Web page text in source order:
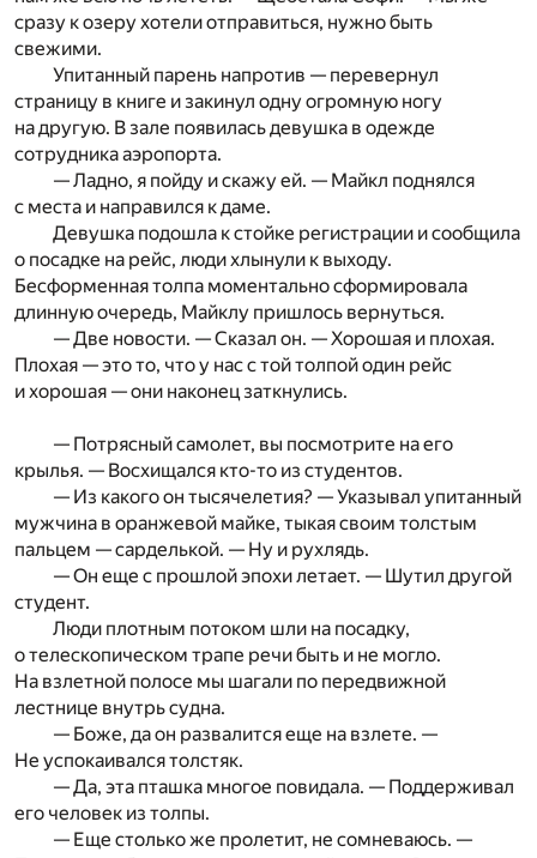
сразу к озеру хотели отправиться, нужно быть
свежими.
Упитанный парень напротив — перевернул
страницу в книге и закинул одну огромную ногу
на другую. В зале появилась девушка в одежде
сотрудника аэропорта.
— Ладно, я пойду и скажу ей. — Майкл поднялся
с места и направился к даме.
Девушка подошла к стойке регистрации и сообщила
о посадке на рейс, люди хлынули к выходу.
Бесформенная толпа моментально сформировала
длинную очередь, Майклу пришлось вернуться.
— Две новости. — Сказал он. — Хорошая и плохая.
Плохая — это то, что у нас с той толпой один рейс
и хорошая — они наконец заткнулись.
— Потрясный самолет, вы посмотрите на его
крылья. — Восхищался кто-то из студентов.
— Из какого он тысячелетия? — Указывал упитанный
мужчина в оранжевой майке, тыкая своим толстым
пальцем — сарделькой. — Ну и рухлядь.
— Он еще с прошлой эпохи летает. — Шутил другой
студент.
Люди плотным потоком шли на посадку,
о телескопическом трапе речи быть и не могло.
На взлетной полосе мы шагали по передвижной
лестнице внутрь судна.
— Боже, да он развалится еще на взлете. —
Не успокаивался толстяк.
— Да, эта пташка многое повидала. — Поддерживал
его человек из толпы.
— Еще столько же пролетит, не сомневаюсь. —